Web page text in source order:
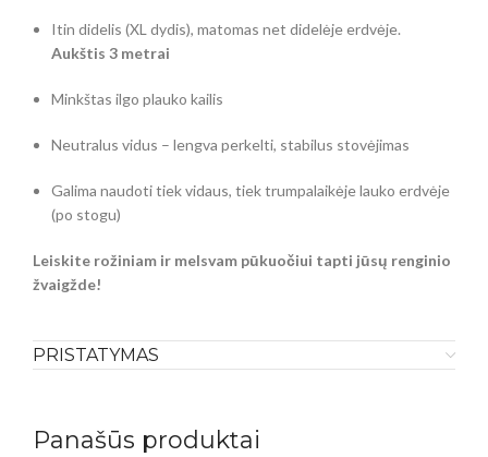
Itin didelis (XL dydis), matomas net didelėje erdvėje.
Aukštis 3 metrai
Minkštas ilgo plauko kailis
Neutralus vidus – lengva perkelti, stabilus stovėjimas
Galima naudoti tiek vidaus, tiek trumpalaikėje lauko erdvėje
(po stogu)
Leiskite rožiniam ir melsvam pūkuočiui tapti jūsų renginio
žvaigžde!
PRISTATYMAS
Panašūs produktai